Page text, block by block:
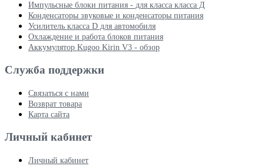
Импульсные блоки питания - для класса класса Д
Конденсаторы звуковые и конденсаторы питания
Усилитель класса D для автомобиля
Охлаждение и работа блоков питания
Аккумулятор Kugoo Kirin V3 - обзор
Служба поддержки
Связаться с нами
Возврат товара
Карта сайта
Личный кабинет
Личный кабинет